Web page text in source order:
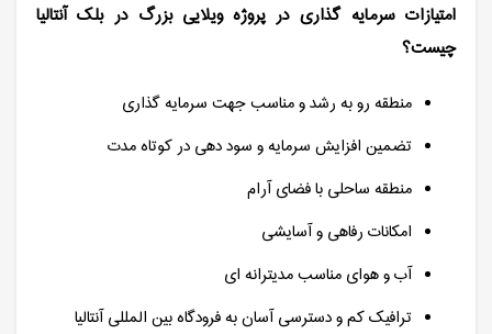
امتیازات سرمایه گذاری در پروژه ویلایی بزرگ در بلک آنتالیا
چیست؟
منطقه رو به رشد و مناسب جهت سرمایه گذاری
تضمین افزایش سرمایه و سود دهی در کوتاه مدت
منطقه ساحلی با فضای آرام
امکانات رفاهی و آسایشی
آب و هوای مناسب مدیترانه ای
ترافیک کم و دسترسی آسان به فرودگاه بین المللی آنتالیا